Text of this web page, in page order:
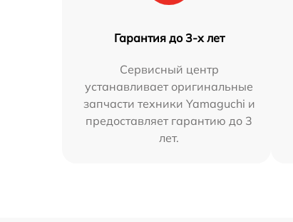
Гарантия до 3-х лет
Сервисный центр
устанавливает оригинальные
запчасти техники Yamaguchi и
предоставляет гарантию до 3
лет.